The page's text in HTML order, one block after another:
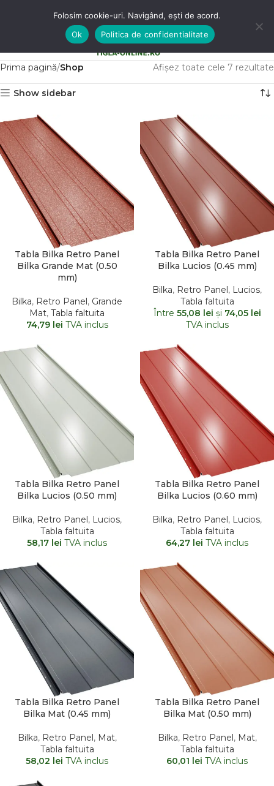
Prima pagină Shop Afișez toate cele 7 rezultate
Show sidebar
Tabla Bilka Retro Panel
Bilka Grande Mat (0.50
mm)
Bilka, Retro Panel, Grande
Mat, Tabla faltuita
74,79 lei TVA inclus
Tabla Bilka Retro Panel
Bilka Lucios (0.45 mm)
Bilka, Retro Panel, Lucios,
Tabla faltuita
Între 55,08 lei şi 74,05 lei
TVA inclus
Tabla Bilka Retro Panel
Bilka Lucios (0.50 mm)
Bilka, Retro Panel, Lucios,
Tabla faltuita
58,17 lei TVA inclus
Tabla Bilka Retro Panel
Bilka Lucios (0.60 mm)
Bilka, Retro Panel, Lucios,
Tabla faltuita
64,27 lei TVA inclus
Tabla Bilka Retro Panel
Bilka Mat (0.45 mm)
Bilka, Retro Panel, Mat,
Tabla faltuita
58,02 lei TVA inclus
Tabla Bilka Retro Panel
Bilka Mat (0.50 mm)
Bilka, Retro Panel, Mat,
Tabla faltuita
60,01 lei TVA inclus
Folosim cookie-uri. Navigând, ești de acord.
Ok
Politica de confidentialitate